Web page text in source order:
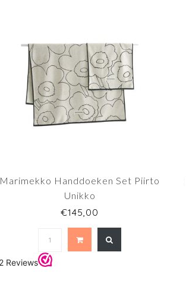
Marimekko Handdoeken Set Piirto
Unikko
€145,00